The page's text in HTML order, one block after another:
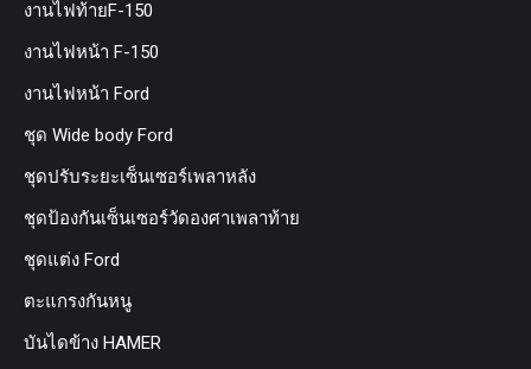
งานไฟท้ายF-150
งานไฟหน้า F-150
งานไฟหน้า Ford
ชุด Wide body Ford
ชุดปรับระยะเซ็นเซอร์เพลาหลัง
ชุดป้องกันเซ็นเซอร์วัดองศาเพลาท้าย
ชุดแต่ง Ford
ตะแกรงกันหนู
บันไดข้าง HAMER